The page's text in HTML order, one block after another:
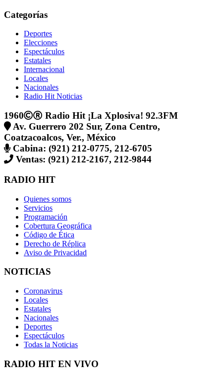
Categorías
Deportes
Elecciones
Espectáculos
Estatales
Internacional
Locales
Nacionales
Radio Hit Noticias
1960
Radio Hit ¡La Xplosiva! 92.3FM
Av. Guerrero 202 Sur, Zona Centro,
Coatzacoalcos, Ver., México
Cabina: (921) 212-0775, 212-6705
Ventas: (921) 212-2167, 212-9844
RADIO HIT
Quienes somos
Servicios
Programación
Cobertura Geográfica
Código de Ética
Derecho de Réplica
Aviso de Privacidad
NOTICIAS
Coronavirus
Locales
Estatales
Nacionales
Deportes
Espectáculos
Todas la Noticias
RADIO HIT EN VIVO